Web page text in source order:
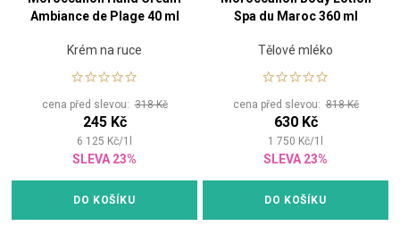
Ambiance de Plage 40 ml
Krém na ruce
cena před slevou:318 Kč
245 Kč
6 125 Kč/1
SLEVA 23%
DO KOŠÍKU
Spa du Maroc 360 ml
Tělové mléko
cena před slevou:818 Kč
630 Kč
1 750 Kč/1
SLEVA 23%
DO KOŠÍKU